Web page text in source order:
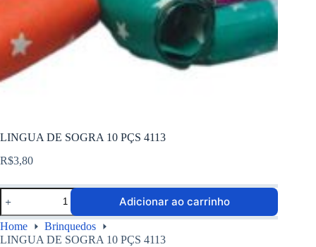
LINGUA DE SOGRA 10 PÇS 4113
R$3,80
Adicionar ao carrinho
Home
Brinquedos
LINGUA DE SOGRA 10 PÇS 4113